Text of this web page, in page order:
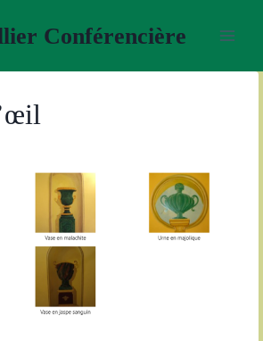
Conférencière